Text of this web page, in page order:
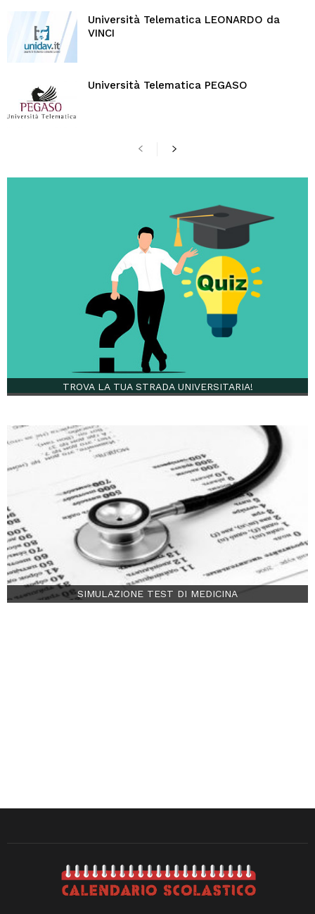
Università Telematica LEONARDO da
VINCI
Università Telematica PEGASO
TROVA LA TUA STRADA UNIVERSITARIA!
SIMULAZIONE TEST DI MEDICINA